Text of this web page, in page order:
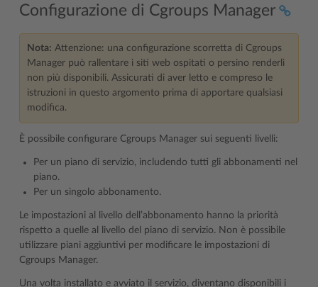
Configurazione di Cgroups Manager
Nota: Attenzione: una configurazione scorretta di Cgroups
Manager può rallentare i siti web ospitati o persino renderli
non più disponibili. Assicurati di aver letto e compreso le
istruzioni in questo argomento prima di apportare qualsiasi
modifica.
È possibile configurare Cgroups Manager sui seguenti livelli:
Per un piano di servizio, includendo tutti gli abbonamenti nel
piano.
Per un singolo abbonamento.
Le impostazioni al livello dell’abbonamento hanno la priorità
rispetto a quelle al livello del piano di servizio. Non è possibile
utilizzare piani aggiuntivi per modificare le impostazioni di
Cgroups Manager.
Una volta installato e avviato il servizio, diventano disponibili i